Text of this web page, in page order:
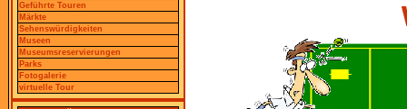
Geführte Touren
Märkte
Sehenswürdigkeiten
Museen
Museumsreservierungen
Parks
Fotogalerie
virtuelle Tour